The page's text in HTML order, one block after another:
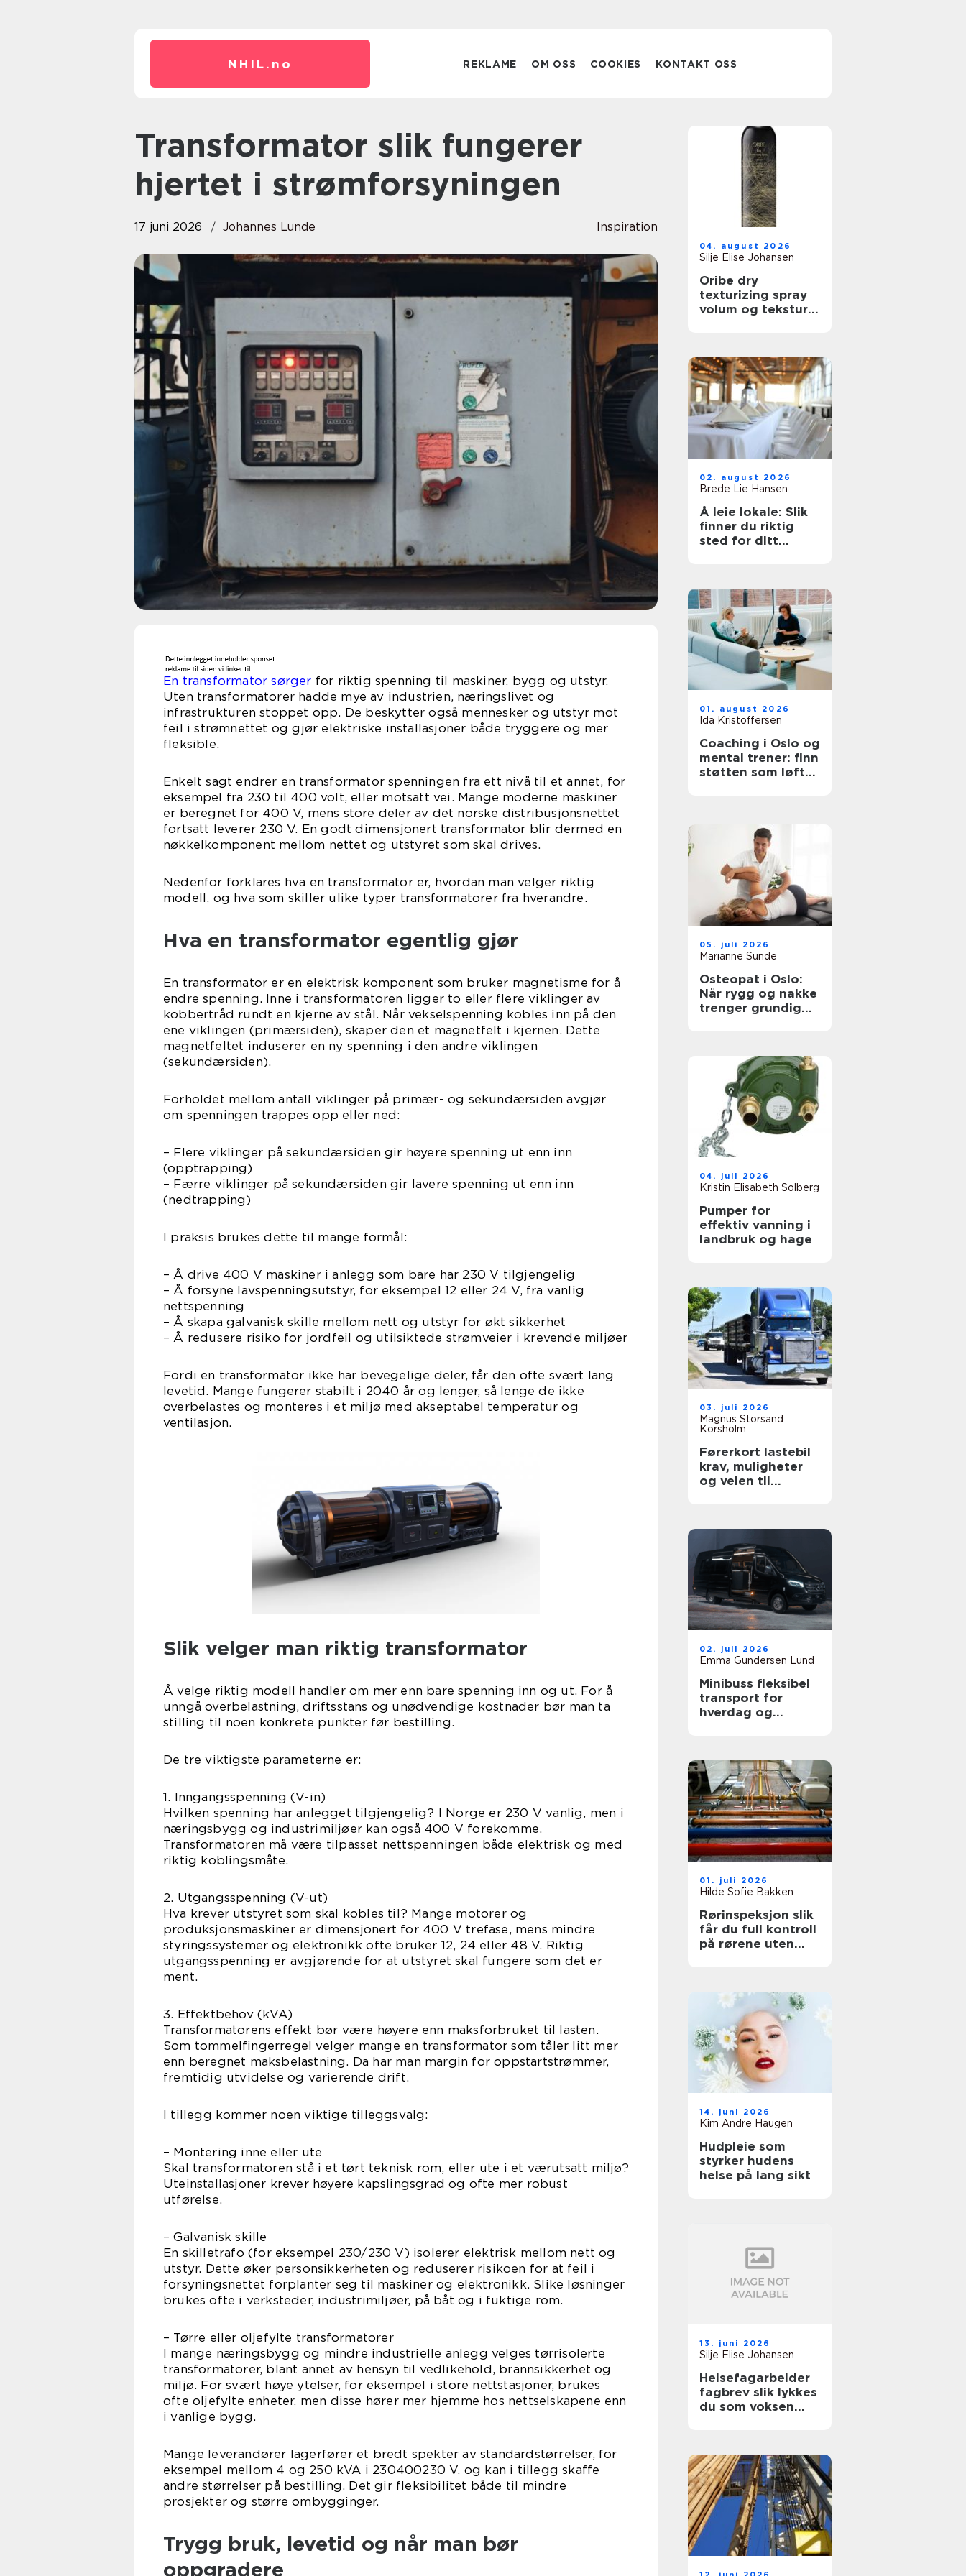
NHIL. no REKLAME OM OSS COOKIES KONTAKT OSS
Transformator slik fungerer
hjertet i strømforsyningen
17 juni 2026 Johannes Lunde Inspiration
En transformator sørger for riktig spenning til maskiner, bygg og utstyr.
Uten transformatorer hadde mye av industrien, næringslivet og
infrastrukturen stoppet opp. De beskytter også mennesker og utstyr mot
feil i strømnettet og gjør elektriske installasjoner både tryggere og mer
fleksible.
Enkelt sagt endrer en transformator spenningen fra ett nivå til et annet, for
eksempel fra 230 til 400 volt, eller motsatt vei. Mange moderne maskiner
er beregnet for 400 V, mens store deler av det norske distribusjonsnettet
fortsatt leverer 230 V. En godt dimensjonert transformator blir dermed en
nøkkelkomponent mellom nettet og utstyret som skal drives.
Nedenfor forklares hva en transformator er, hvordan man velger riktig
modell, og hva som skiller ulike typer transformatorer fra hverandre.
Hva en transformator egentlig gjør
En transformator er en elektrisk komponent som bruker magnetisme for å
endre spenning. Inne i transformatoren ligger to eller flere viklinger av
kobbertråd rundt en kjerne av stål. Når vekselspenning kobles inn på den
ene viklingen (primærsiden), skaper den et magnetfelt i kjernen. Dette
magnetfeltet induserer en ny spenning i den andre viklingen
(sekundærsiden).
Forholdet mellom antall viklinger på primær- og sekundærsiden avgjør
om spenningen trappes opp eller ned:
– Flere viklinger på sekundærsiden gir høyere spenning ut enn inn
(opptrapping)
– Færre viklinger på sekundærsiden gir lavere spenning ut enn inn
(nedtrapping)
I praksis brukes dette til mange formål:
– Å drive 400 V maskiner i anlegg som bare har 230 V tilgjengelig
– Å forsyne lavspenningsutstyr, for eksempel 12 eller 24 V, fra vanlig
nettspenning
– Å skapa galvanisk skille mellom nett og utstyr for økt sikkerhet
– Å redusere risiko for jordfeil og utilsiktede strømveier i krevende miljøer
Fordi en transformator ikke har bevegelige deler, får den ofte svært lang
levetid. Mange fungerer stabilt i 2040 år og lenger, så lenge de ikke
overbelastes og monteres i et miljø med akseptabel temperatur og
ventilasjon.
Slik velger man riktig transformator
Å velge riktig modell handler om mer enn bare spenning inn og ut. For å
unngå overbelastning, driftsstans og unødvendige kostnader bør man ta
stilling til noen konkrete punkter før bestilling.
De tre viktigste parameterne er:
1. Inngangsspenning (V-in)
Hvilken spenning har anlegget tilgjengelig? I Norge er 230 V vanlig, men i
næringsbygg og industrimiljøer kan også 400 V forekomme.
Transformatoren må være tilpasset nettspenningen både elektrisk og med
riktig koblingsmåte.
2. Utgangsspenning (V-ut)
Hva krever utstyret som skal kobles til? Mange motorer og
produksjonsmaskiner er dimensjonert for 400 V trefase, mens mindre
styringssystemer og elektronikk ofte bruker 12, 24 eller 48 V. Riktig
utgangsspenning er avgjørende for at utstyret skal fungere som det er
ment.
3. Effektbehov (kVA)
Transformatorens effekt bør være høyere enn maksforbruket til lasten.
Som tommelfingerregel velger mange en transformator som tåler litt mer
enn beregnet maksbelastning. Da har man margin for oppstartstrømmer,
fremtidig utvidelse og varierende drift.
I tillegg kommer noen viktige tilleggsvalg:
– Montering inne eller ute
Skal transformatoren stå i et tørt teknisk rom, eller ute i et værutsatt miljø?
Uteinstallasjoner krever høyere kapslingsgrad og ofte mer robust
utførelse.
– Galvanisk skille
En skilletrafo (for eksempel 230/230 V) isolerer elektrisk mellom nett og
utstyr. Dette øker personsikkerheten og reduserer risikoen for at feil i
forsyningsnettet forplanter seg til maskiner og elektronikk. Slike løsninger
brukes ofte i verksteder, industrimiljøer, på båt og i fuktige rom.
– Tørre eller oljefylte transformatorer
I mange næringsbygg og mindre industrielle anlegg velges tørrisolerte
transformatorer, blant annet av hensyn til vedlikehold, brannsikkerhet og
miljø. For svært høye ytelser, for eksempel i store nettstasjoner, brukes
ofte oljefylte enheter, men disse hører mer hjemme hos nettselskapene enn
i vanlige bygg.
Mange leverandører lagerfører et bredt spekter av standardstørrelser, for
eksempel mellom 4 og 250 kVA i 230400230 V, og kan i tillegg skaffe
andre størrelser på bestilling. Det gir fleksibilitet både til mindre
prosjekter og større ombygginger.
Trygg bruk, levetid og når man bør
oppgradere
04. august 2026
Silje Elise Johansen
Oribe dry
texturizing spray
volum og tekstur
02. august 2026
Brede Lie Hansen
Å leie lokale: Slik
finner du riktig
sted for ditt
01. august 2026
Ida Kristoffersen
Coaching i Oslo og
mental trener: finn
støtten som løfter
05. juli 2026
Marianne Sunde
Osteopat i Oslo:
Når rygg og nakke
trenger grundig
04. juli 2026
Kristin Elisabeth Solberg
Pumper for
effektiv vanning i
landbruk og hage
03. juli 2026
Magnus Storsand
Korsholm
Førerkort lastebil
krav, muligheter
og veien til
02. juli 2026
Emma Gundersen Lund
Minibuss fleksibel
transport for
hverdag og
01. juli 2026
Hilde Sofie Bakken
Rørinspeksjon slik
får du full kontroll
på rørene uten
14. juni 2026
Kim Andre Haugen
Hudpleie som
styrker hudens
helse på lang sikt
13. juni 2026
Silje Elise Johansen
Helsefagarbeider
fagbrev slik lykkes
du som voksen